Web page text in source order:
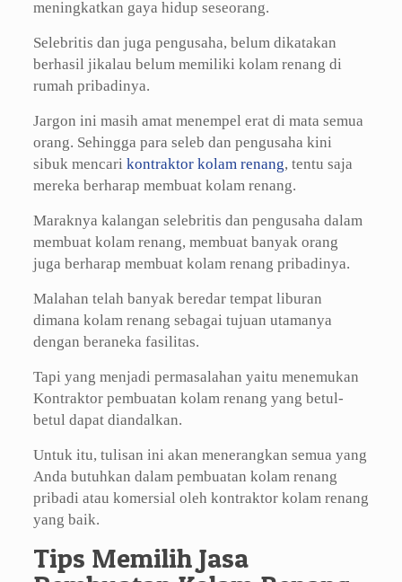
meningkatkan gaya hidup seseorang.
Selebritis dan juga pengusaha, belum dikatakan
berhasil jikalau belum memiliki kolam renang di
rumah pribadinya.
Jargon ini masih amat menempel erat di mata semua
orang. Sehingga para seleb dan pengusaha kini
sibuk mencari kontraktor kolam renang, tentu saja
mereka berharap membuat kolam renang.
Maraknya kalangan selebritis dan pengusaha dalam
membuat kolam renang, membuat banyak orang
juga berharap membuat kolam renang pribadinya.
Malahan telah banyak beredar tempat liburan
dimana kolam renang sebagai tujuan utamanya
dengan beraneka fasilitas.
Tapi yang menjadi permasalahan yaitu menemukan
Kontraktor pembuatan kolam renang yang betul-
betul dapat diandalkan.
Untuk itu, tulisan ini akan menerangkan semua yang
Anda butuhkan dalam pembuatan kolam renang
pribadi atau komersial oleh kontraktor kolam renang
yang baik.
Tips Memilih Jasa